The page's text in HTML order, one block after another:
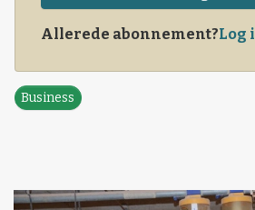
Allerede abonnement?Log
Business